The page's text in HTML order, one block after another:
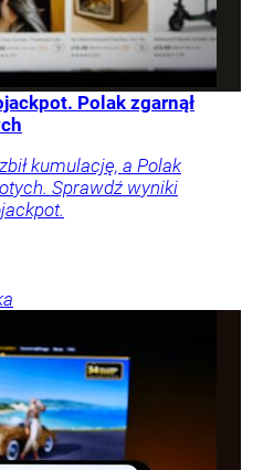
Polak zgarnął
kumulację, a Polak
Sprawdź wyniki